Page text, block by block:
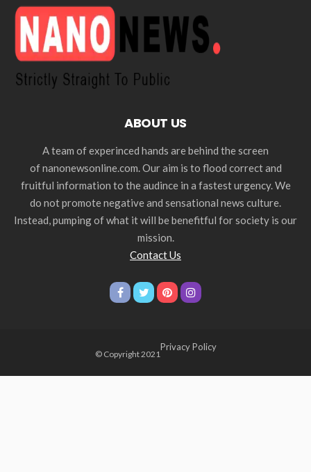
ABOUT US
A team of experinced hands are behind the screen
of nanonewsonline.com. Our aim is to flood correct and
fruitful information to the audince in a fastest urgency. We
do not promote negative and sensational news culture.
Instead, pumping of what it will be benefitful for society is our
mission.
Contact Us
© Copyright 2021
Privacy Policy